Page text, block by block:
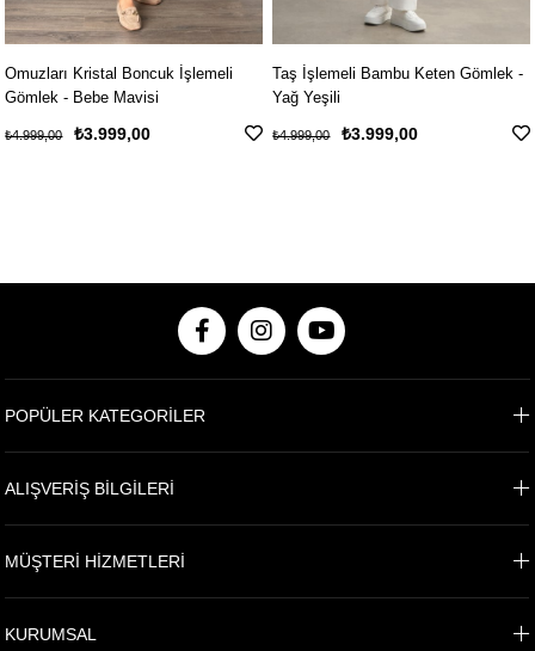
Omuzları Kristal Boncuk İşlemeli
Gömlek - Bebe Mavisi
₺3.999,00
₺4.999,00
Taş İşlemeli Bambu Keten Gömlek -
Yağ Yeşili
₺3.999,00
₺4.999,00
POPÜLER KATEGORİLER
ALIŞVERİŞ BİLGİLERİ
MÜŞTERİ HİZMETLERİ
KURUMSAL